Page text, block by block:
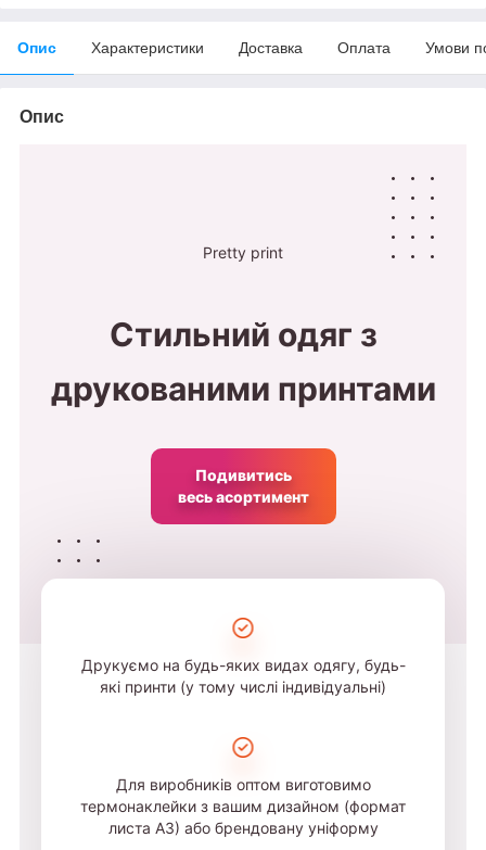
Опис Характеристики Доставка Оплата Умови
Опис
Pretty print
Стильний одяг з
друкованими принтами
Подивитись
весь асортимент
Друкуємо на будь-яких видах одягу, будь-
які принти (у тому числі індивідуальні)
Для виробників оптом виготовимо
термонаклейки з вашим дизайном (формат
листа А3) або брендовану уніформу